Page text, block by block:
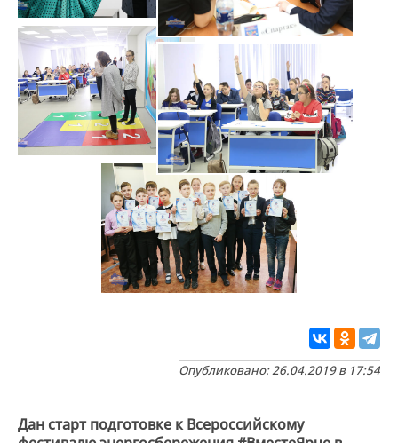
Опубликовано: 26.04.2019 в 17:54
Дан старт подготовке к Всероссийскому